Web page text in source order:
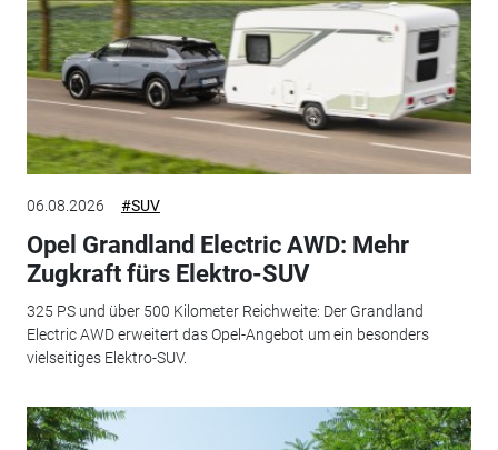
06.08.2026 #SUV
Opel Grandland Electric AWD: Mehr
Zugkraft fürs Elektro-SUV
325 PS und über 500 Kilometer Reichweite: Der Grandland
Electric AWD erweitert das Opel-Angebot um ein besonders
vielseitiges Elektro-SUV.